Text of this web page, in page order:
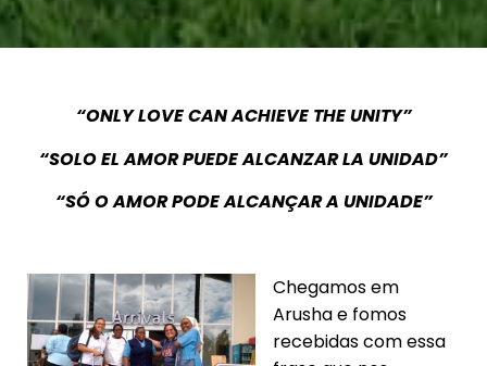
“ONLY LOVE CAN ACHIEVE THE UNITY”
“SOLO EL AMOR PUEDE ALCANZAR LA UNIDAD”
“SÓ O AMOR PODE ALCANÇAR A UNIDADE”
Chegamos em
Arusha e fomos
recebidas com essa